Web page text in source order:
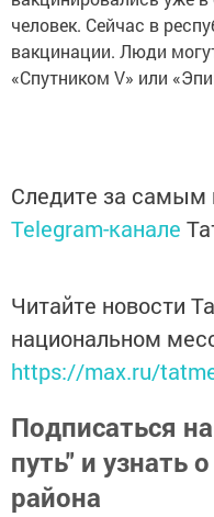
человек. Сейчас в
вакцинации. Люди
«Спутником V» или
Следите за
Telegram-канале
Читайте новости
национальном
https://max.ru/
Подписаться
путь" и узнать
района